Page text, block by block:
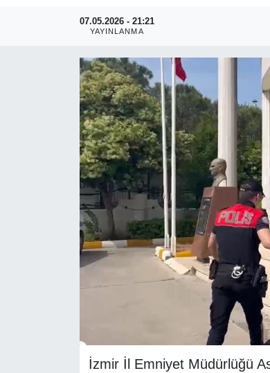
07.05.2026 - 21:21
YAYINLANMA
İzmir İl Emniyet Müdürlüğü
ASAYİŞ
RESMİ REKLAM
Haber Arşivi